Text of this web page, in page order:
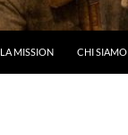
LA MISSION CHI SIAMO